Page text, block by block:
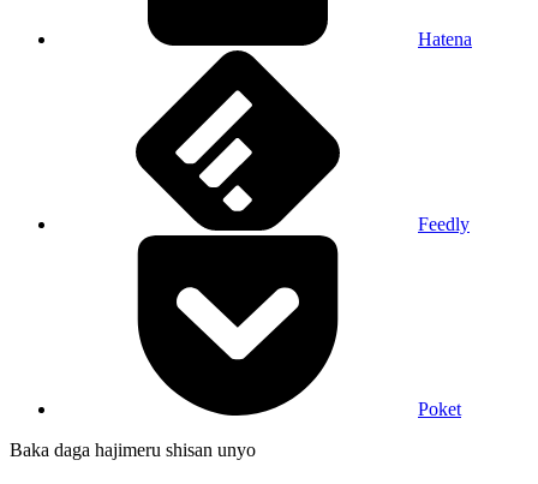
Hatena
Feedly
Poket
Baka daga hajimeru shisan unyo